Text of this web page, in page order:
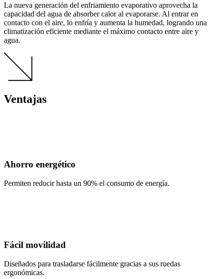
La nueva generación del enfriamiento evaporativo aprovecha la
capacidad del agua de absorber calor al evaporarse. Al entrar en
contacto con el aire, lo enfría y aumenta la humedad, logrando una
climatización eficiente mediante el máximo contacto entre aire y
agua.
Ventajas
Ahorro energético
Permiten reducir hasta un 90% el consumo de energía.
Fácil movilidad
Diseñados para trasladarse fácilmente gracias a sus ruedas
ergonómicas.